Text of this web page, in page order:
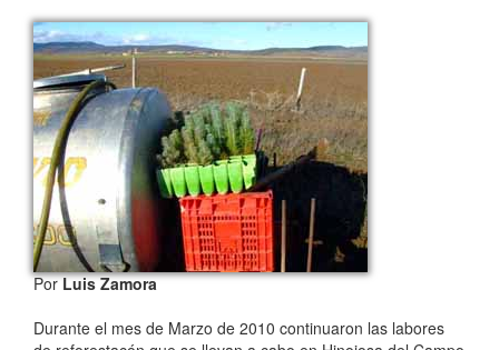
PorLuis Zamora
Durante el mes de Marzo de 2010 continuaron las labores